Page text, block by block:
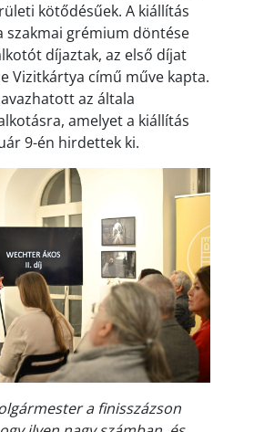
kötődésűek. A kiállítás
szakmai grémium döntése
díjaztak, az első díjat
Vizitkártya című műve kapta.
az általa
amelyet a kiállítás
9-én hirdettek ki.
a finisszázson